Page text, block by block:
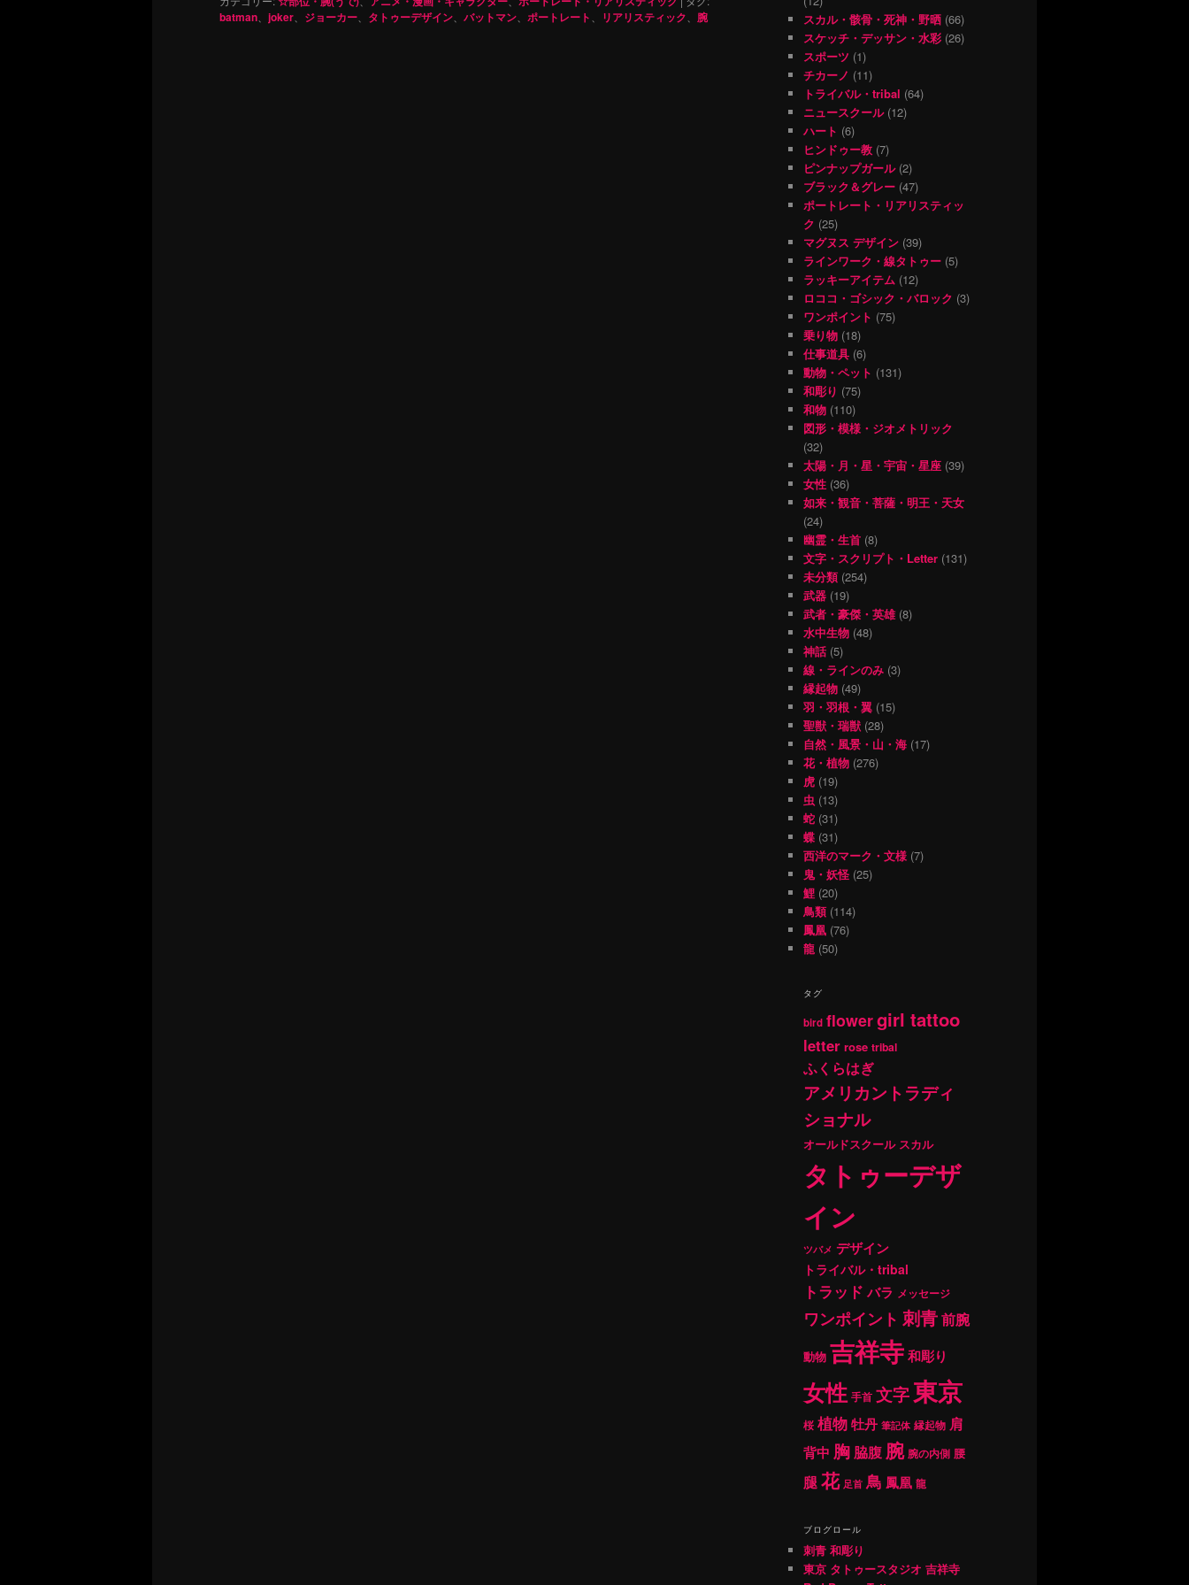
batman joker ジョーカー タトゥーデザイン バットマン ポートレート リアリスティック 腕
スカル・骸骨・死神・野晒 (66)
スケッチ・デッサン・水彩 (26)
スポーツ (1)
チカーノ (11)
トライバル・tribal (64)
ニュースクール(12)
ハート (6)
ヒンドゥー教 (7)
ピンナップガール(2)
ブラック＆グレー (47)
ポートレート・リアリスティッ
ク (25)
マグヌス デザイン (39)
ラインワーク・線タトゥー (5)
ラッキーアイテム (12)
ロココ・ゴシック・バロック (3)
ワンポイント (75)
乗り物 (18)
仕事道具 (6)
動物・ペット (131)
和彫り (75)
和物 (110)
図形・模様・ジオメトリック
(32)
太陽・月・星・宇宙・星座 (39)
女性 (36)
如来・観音・菩薩・明王・天女
(24)
幽霊・生首 (8)
文字・スクリプト・Letter (131)
未分類(254)
武器 (19)
武者・豪傑・英雄(8)
水中生物 (48)
神話 (5)
線・ラインのみ (3)
縁起物 (49)
羽・羽根・翼 (15)
聖獣・瑞獣 (28)
自然・風景・山・海 (17)
花・植物 (276)
虎 (19)
虫 (13)
蛇 (31)
蝶 (31)
西洋のマーク・文様 (7)
鬼・妖怪 (25)
鯉 (20)
鳥類(114)
鳳凰 (76)
龍 (50)
タグ
bird flowergirl tattoo
letter rose tribal
ふくらはぎ
アメリカントラディ
ショナル
オールドスクール スカル
タトゥーデザ
イン
ツバメ デザイン
トライバル・tribal
トラッド バラ メッセージ
ワンポイント 刺青前腕
動物 吉祥寺和彫り
女性 手首 文字東京
桜 植物牡丹 筆記体 縁起物 肩
背中 胸 脇腹 腕 腕の内側 腰
腿花 足首 鳥 鳳凰 龍
ブログロール
刺青 和彫り
東京 タトゥースタジオ 吉祥寺